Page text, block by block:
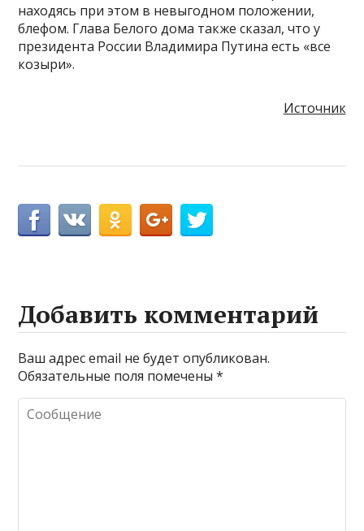
находясь при этом в невыгодном положении,
блефом. Глава Белого дома также сказал, что у
президента России Владимира Путина есть «все
козыри».
Источник
Добавить комментарий
Ваш адрес email не будет опубликован.
Обязательные поля помечены*